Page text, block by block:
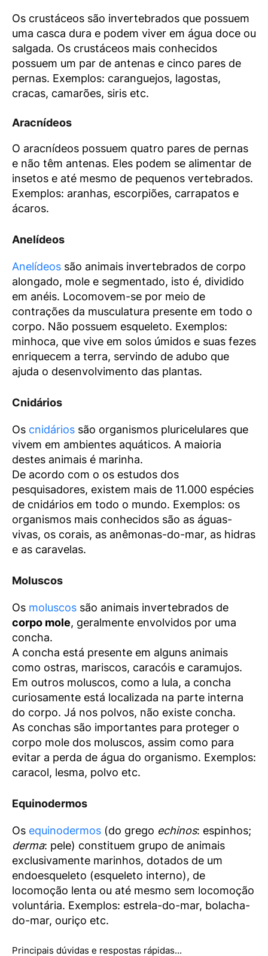
Os crustáceos são invertebrados que possuem
uma casca dura e podem viver em água doce ou
salgada. Os crustáceos mais conhecidos
possuem um par de antenas e cinco pares de
pernas. Exemplos: caranguejos, lagostas,
cracas, camarões, siris etc.
Aracnídeos
O aracnídeos possuem quatro pares de pernas
e não têm antenas. Eles podem se alimentar de
insetos e até mesmo de pequenos vertebrados.
Exemplos: aranhas, escorpiões, carrapatos e
ácaros.
Anelídeos
Anelídeos são animais invertebrados de corpo
alongado, mole e segmentado, isto é, dividido
em anéis. Locomovem-se por meio de
contrações da musculatura presente em todo o
corpo. Não possuem esqueleto. Exemplos:
minhoca, que vive em solos úmidos e suas fezes
enriquecem a terra, servindo de adubo que
ajuda o desenvolvimento das plantas.
Cnidários
Os cnidários são organismos pluricelulares que
vivem em ambientes aquáticos. A maioria
destes animais é marinha.
De acordo com o os estudos dos
pesquisadores, existem mais de 11.000 espécies
de cnidários em todo o mundo. Exemplos: os
organismos mais conhecidos são as águas-
vivas, os corais, as anêmonas-do-mar, as hidras
e as caravelas.
Moluscos
Os moluscos são animais invertebrados de
corpo mole, geralmente envolvidos por uma
concha.
A concha está presente em alguns animais
como ostras, mariscos, caracóis e caramujos.
Em outros moluscos, como a lula, a concha
curiosamente está localizada na parte interna
do corpo. Já nos polvos, não existe concha.
As conchas são importantes para proteger o
corpo mole dos moluscos, assim como para
evitar a perda de água do organismo. Exemplos:
caracol, lesma, polvo etc.
Equinodermos
Os equinodermos (do grego echinos: espinhos;
derma: pele) constituem grupo de animais
exclusivamente marinhos, dotados de um
endoesqueleto (esqueleto interno), de
locomoção lenta ou até mesmo sem locomoção
voluntária. Exemplos: estrela-do-mar, bolacha-
do-mar, ouriço etc.
Principais dúvidas e respostas rápidas...